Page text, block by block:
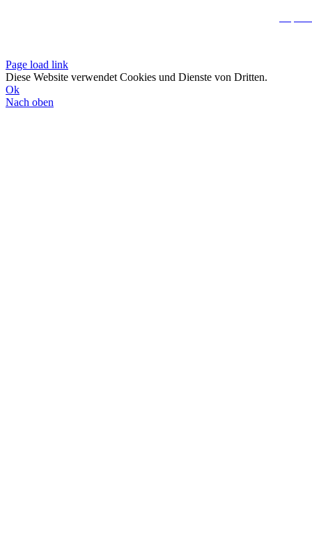
Page load link
Diese Website verwendet Cookies und Dienste von Dritten.
Ok
Nach oben